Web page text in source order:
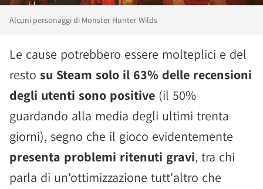
Alcuni personaggi di Monster Hunter Wilds
Le cause potrebbero essere molteplici e del
resto su Steam solo il 63% delle recensioni
degli utenti sono positive (il 50%
guardando alla media degli ultimi trenta
giorni), segno che il gioco evidentemente
presenta problemi ritenuti gravi, tra chi
parla di un'ottimizzazione tutt'altro che